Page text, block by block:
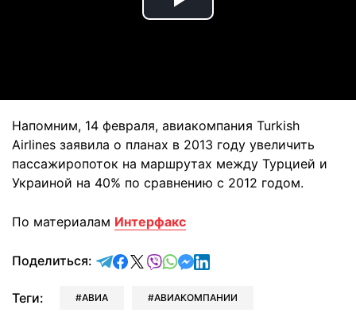
Play
Напомним, 14 февраля, авиакомпания Turkish
Airlines заявила о планах в 2013 году увеличить
пассажиропоток на маршрутах между Турцией и
Украиной на 40% по сравнению с 2012 годом.
По материалам Интерфакс
Поделиться: отправить в Telegram
поделиться в Facebook
поделиться в X
отправить в Viber
отправить в Whatsapp
отправить в Messenger
отправить в LinkedIn
Теги: АВИА АВИАКОМПАНИИ